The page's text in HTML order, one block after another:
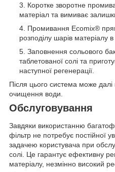
Коротке зворотне
матеріал та вимиває
Промивання Ecomix®
розподілу шарів матеріалу
Заповнення сольового
таблетованої солі та
наступної регенерації.
Після цього система може далі
очищення води.
Обслуговування
Завдяки використанню
фільтр не потребує постійної
задачею користувача при
солі. Це гарантує ефективну
матеріалу, незмінно високий